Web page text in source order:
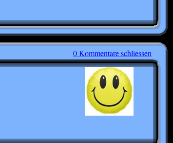
0 Kommentare schliessen